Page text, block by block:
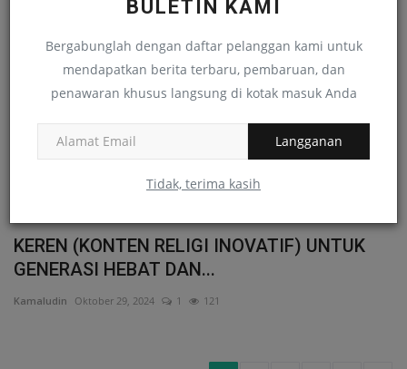
BULETIN KAMI
Bergabunglah dengan daftar pelanggan kami untuk
mendapatkan berita terbaru, pembaruan, dan
penawaran khusus langsung di kotak masuk Anda
Langganan
Tidak, terima kasih
GURU BERDAYA INDONESIA JAYA
Senjata Baru Pendidik Profesional
KEREN (KONTEN RELIGI INOVATIF) UNTUK
GENERASI HEBAT DAN...
Kamaludin Oktober 29, 2024 1 121